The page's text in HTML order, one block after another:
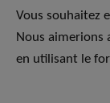
Vous souhaitez
Nous aimerions
en utilisant le